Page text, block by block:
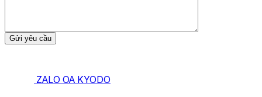
ZALO OA KYODO